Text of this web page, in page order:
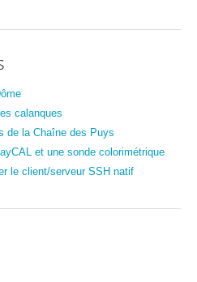
calanques
de la Chaîne des Puys
et une sonde colorimétrique
le client/serveur SSH natif